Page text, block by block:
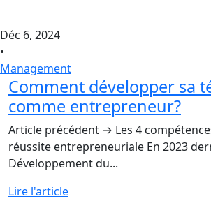
Déc 6, 2024
•
Management
Comment développer sa
comme entrepreneur?
Article précédent → Les 4
réussite entrepreneuriale En 2023
Développement du...
Lire l'article